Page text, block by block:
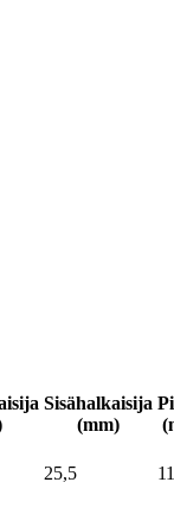
Sisähalkaisija
(mm)
25,5